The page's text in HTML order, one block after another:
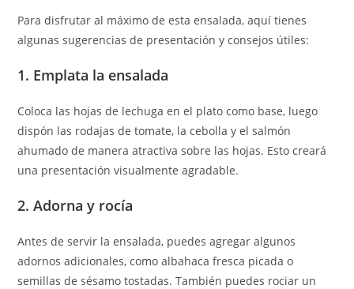
Para disfrutar al máximo de esta ensalada, aquí tienes
algunas sugerencias de presentación y consejos útiles:
1. Emplata la ensalada
Coloca las hojas de lechuga en el plato como base, luego
dispón las rodajas de tomate, la cebolla y el salmón
ahumado de manera atractiva sobre las hojas. Esto creará
una presentación visualmente agradable.
2. Adorna y rocía
Antes de servir la ensalada, puedes agregar algunos
adornos adicionales, como albahaca fresca picada o
semillas de sésamo tostadas. También puedes rociar un